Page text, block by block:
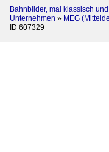
Bahnbilder, mal klassisch
Unternehmen » MEG
ID 607329